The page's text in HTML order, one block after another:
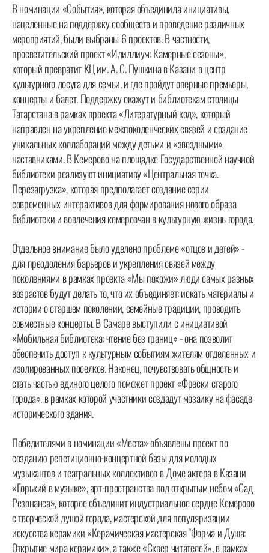
В номинации «События», которая объединила инициативы,
нацеленные на поддержку сообществ и проведение различных
мероприятий, были выбраны 6 проектов. В частности,
просветительский проект «Идиллиум: Камерные сезоны»,
который превратит КЦ им. А. С. Пушкина в Казани в центр
культурного досуга для семьи, и где пройдут оперные премьеры,
концерты и балет. Поддержку окажут и библиотекам столицы
Татарстана в рамках проекта «Литературный код», который
направлен на укрепление межпоколенческих связей и создание
уникальных коллабораций между детьми и «звездными»
наставниками. В Кемерово на площадке Государственной научной
библиотеки реализуют инициативу «Центральная точка.
Перезагрузка», которая предполагает создание серии
современных интерактивов для формирования нового образа
библиотеки и вовлечения кемеровчан в культурную жизнь города.
Отдельное внимание было уделено проблеме «отцов и детей» -
для преодоления барьеров и укрепления связей между
поколениями в рамках проекта «Мы похожи» люди самых разных
возрастов будут делать то, что их объединяет: искать материалы и
истории о старшем поколении, семейные традиции, проводить
совместные концерты. В Самаре выступили с инициативой
«Мобильная библиотека: чтение без границ» - она позволит
обеспечить доступ к культурным событиям жителям отделенных и
изолированных поселков. Наконец, почувствовать общность и
стать частью единого целого поможет проект «Фрески старого
города», в рамках которой участники создадут мозаику на фасаде
исторического здания.
Победителями в номинации «Места» объявлены проект по
созданию репетиционно-концертной базы для молодых
музыкантов и театральных коллективов в Доме актера в Казани
«Горький в музыке», арт-пространства под открытым небом «Сад
Резонанса», которое объединит индустриальное сердце Кемерово
с творческой душой города, мастерской для популяризации
искусства керамики «Керамическая мастерская "Форма и Душа:
Открытие мира керамики», а также «Сквер читателей», в рамках